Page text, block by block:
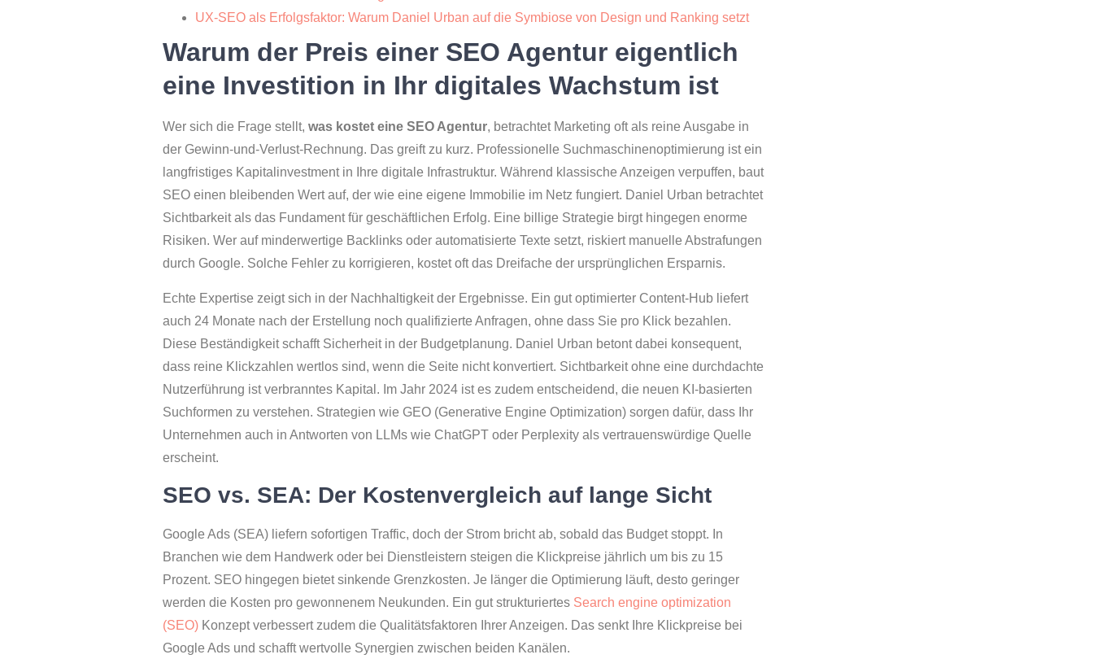
UX-SEO als Erfolgsfaktor: Warum Daniel Urban auf die Symbiose von Design und Ranking setzt
Warum der Preis einer SEO Agentur eigentlich
eine Investition in Ihr digitales Wachstum ist
Wer sich die Frage stellt, was kostet eine SEO Agentur, betrachtet Marketing oft als reine Ausgabe in
der Gewinn-und-Verlust-Rechnung. Das greift zu kurz. Professionelle Suchmaschinenoptimierung ist ein
langfristiges Kapitalinvestment in Ihre digitale Infrastruktur. Während klassische Anzeigen verpuffen, baut
SEO einen bleibenden Wert auf, der wie eine eigene Immobilie im Netz fungiert. Daniel Urban betrachtet
Sichtbarkeit als das Fundament für geschäftlichen Erfolg. Eine billige Strategie birgt hingegen enorme
Risiken. Wer auf minderwertige Backlinks oder automatisierte Texte setzt, riskiert manuelle Abstrafungen
durch Google. Solche Fehler zu korrigieren, kostet oft das Dreifache der ursprünglichen Ersparnis.
Echte Expertise zeigt sich in der Nachhaltigkeit der Ergebnisse. Ein gut optimierter Content-Hub liefert
auch 24 Monate nach der Erstellung noch qualifizierte Anfragen, ohne dass Sie pro Klick bezahlen.
Diese Beständigkeit schafft Sicherheit in der Budgetplanung. Daniel Urban betont dabei konsequent,
dass reine Klickzahlen wertlos sind, wenn die Seite nicht konvertiert. Sichtbarkeit ohne eine durchdachte
Nutzerführung ist verbranntes Kapital. Im Jahr 2024 ist es zudem entscheidend, die neuen KI-basierten
Suchformen zu verstehen. Strategien wie GEO (Generative Engine Optimization) sorgen dafür, dass Ihr
Unternehmen auch in Antworten von LLMs wie ChatGPT oder Perplexity als vertrauenswürdige Quelle
erscheint.
SEO vs. SEA: Der Kostenvergleich auf lange Sicht
Google Ads (SEA) liefern sofortigen Traffic, doch der Strom bricht ab, sobald das Budget stoppt. In
Branchen wie dem Handwerk oder bei Dienstleistern steigen die Klickpreise jährlich um bis zu 15
Prozent. SEO hingegen bietet sinkende Grenzkosten. Je länger die Optimierung läuft, desto geringer
werden die Kosten pro gewonnenem Neukunden. Ein gut strukturiertes Search engine optimization
(SEO)Konzept verbessert zudem die Qualitätsfaktoren Ihrer Anzeigen. Das senkt Ihre Klickpreise bei
Google Ads und schafft wertvolle Synergien zwischen beiden Kanälen.